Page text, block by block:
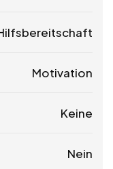
Motivation
Keine
Nein